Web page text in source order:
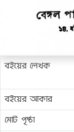
বইয়ের লেখক
বইয়ের আকার
মোট পৃষ্ঠা